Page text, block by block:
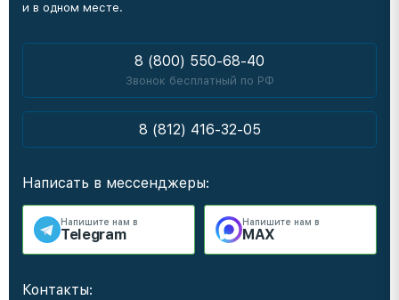
и в одном месте.
8 (800) 550-68-40
Звонок бесплатный по РФ
8 (812) 416-32-05
Написать в мессенджеры:
Напишите нам в
Telegram
Напишите нам в
MAX
Контакты: